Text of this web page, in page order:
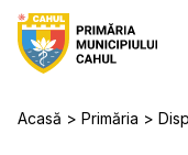
Acasă Primăria